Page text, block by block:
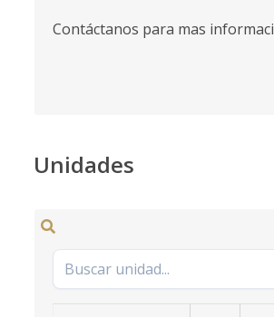
Contáctanos para mas
Unidades